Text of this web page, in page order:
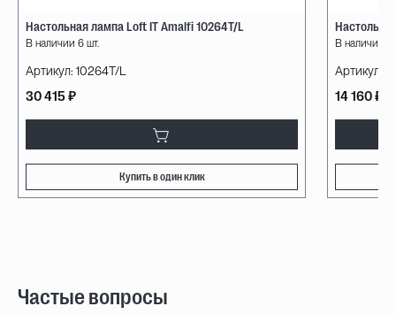
Настольная лампа Loft IT Amalfi 10264T/L
В наличии 6 шт.
Артикул: 10264T/L
30 415 ₽
Купить в один клик
В наличии 11
Артикул:
14 160 ₽
Частые вопросы